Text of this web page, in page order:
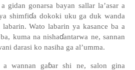
gidan gonarsa bayan sallar la’asar a
shimfiɗa dokoki uku ga duk wanda
Wato labarin ya kasance ba a
kuma na nishaɗantarwa ne, sannan
darasi ko nasiha ga al’umma.
wannan gaɓar shi ne, salon gina